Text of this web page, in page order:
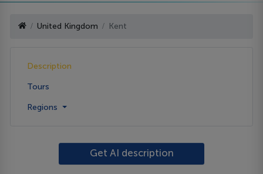
United Kingdom Kent
Description
Tours
Regions
Get AI description